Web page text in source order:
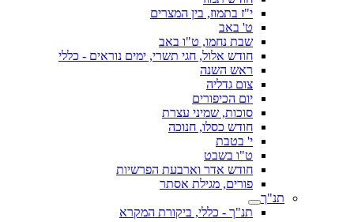
י"ז בתמוז, בין המצרים
ט' באב
שבת נחמו, ט"ו באב
חודש אלול, חגי תשרי, ימים נוראים - כללי
ראש השנה
צום גדליה
יום הכיפורים
סוכות, שמיני עצרת
חודש כסלו, חנוכה
י' בטבת
ט"ו בשבט
חודש אדר וארבעת הפרשיות
פורים, מגילת אסתר
תנ"ך
תנ"ך - כללי, ביקורת המקרא